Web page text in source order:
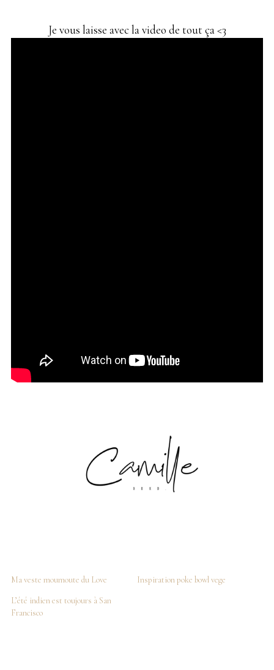
Je vous laisse avec la video de tout ça <3
Ma veste moumoute du Love
Inspiration poke bowl vege
L’été indien est toujours à San
Francisco